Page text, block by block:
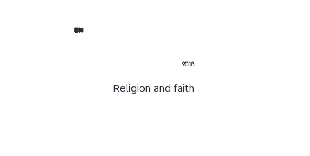
EN
2018
Religion and faith